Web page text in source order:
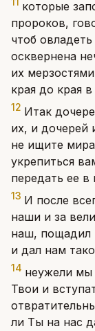
которые
пророков,
чтоб
осквернена
их
края до края
12 Итак
их, и дочерей
не ищите
укрепиться
передать ее
13 И после
наши и за
наш, пощадил
и дал нам
14 неужели мы
Твои и
ли Ты на нас